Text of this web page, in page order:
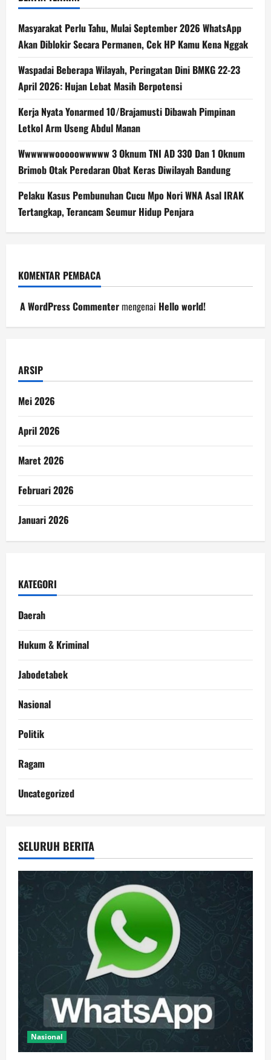
Masyarakat Perlu Tahu, Mulai September 2026 WhatsApp
Akan Diblokir Secara Permanen, Cek HP Kamu Kena Nggak
Waspadai Beberapa Wilayah, Peringatan Dini BMKG 22-23
April 2026: Hujan Lebat Masih Berpotensi
Kerja Nyata Yonarmed 10/Brajamusti Dibawah Pimpinan
Letkol Arm Useng Abdul Manan
Wwwwwwooooowwwww 3 Oknum TNI AD 330 Dan 1 Oknum
Brimob Otak Peredaran Obat Keras Diwilayah Bandung
Pelaku Kasus Pembunuhan Cucu Mpo Nori WNA Asal IRAK
Tertangkap, Terancam Seumur Hidup Penjara
KOMENTAR PEMBACA
A WordPress Commentermengenai Hello world!
ARSIP
Mei 2026
April 2026
Maret 2026
Februari 2026
Januari 2026
KATEGORI
Daerah
Hukum & Kriminal
Jabodetabek
Nasional
Politik
Ragam
Uncategorized
SELURUH BERITA
Nasional